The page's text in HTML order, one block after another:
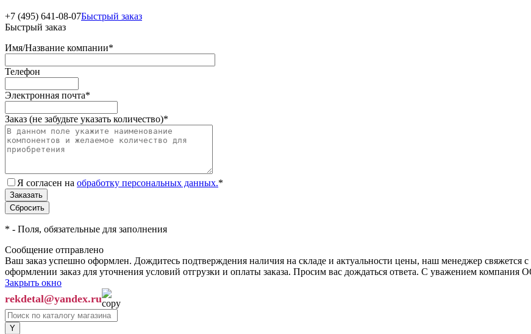
+7 (495) 641-08-07Быстрый заказ
Быстрый заказ
Имя/Название компании*
Телефон
Электронная почта*
Заказ (не забудьте указать количество)*
Я согласен на обработку персональных данных.*
* - Поля, обязательные для заполнения
Сообщение отправлено
Ваш заказ успешно оформлен. Дождитесь подтверждения наличия на складе и актуальности цены, наш менеджер свяжется
оформлении заказ для уточнения условий отгрузки и оплаты заказа. Просим вас дождаться ответа. С уважением компания
Закрыть окно
rekdetal@yandex.ru